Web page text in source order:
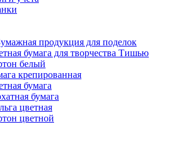
продукция для поделок
бумага для творчества Тишью
белый
крепированная
бумага
бумага
цветная
цветной